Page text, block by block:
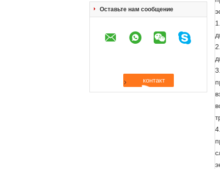
Оставьте нам сообщение
3.